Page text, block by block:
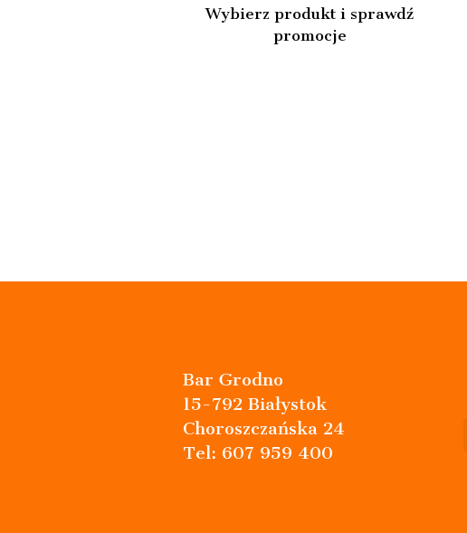
Wybierz produkt i sprawdź
promocje
Bar Grodno
15-792 Białystok
Choroszczańska 24
Tel: 607 959 400